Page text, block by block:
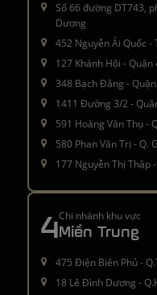
Số 66 đường DT743,
Dương
452 Nguyễn Ái Quốc -
127 Khánh Hội - Quận
348 Bạch Đằng -
1411 Đường 3/2 -
591 Hoàng Văn Thụ -
580 Phan Văn Trị - Q.
177 Nguyễn Thị Thập
4Chi nhánh khu vực
Miền Trung
475 Điện Biên Phủ -
18 Lê Đình Dương -